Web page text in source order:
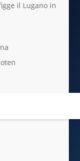
il Lugano in